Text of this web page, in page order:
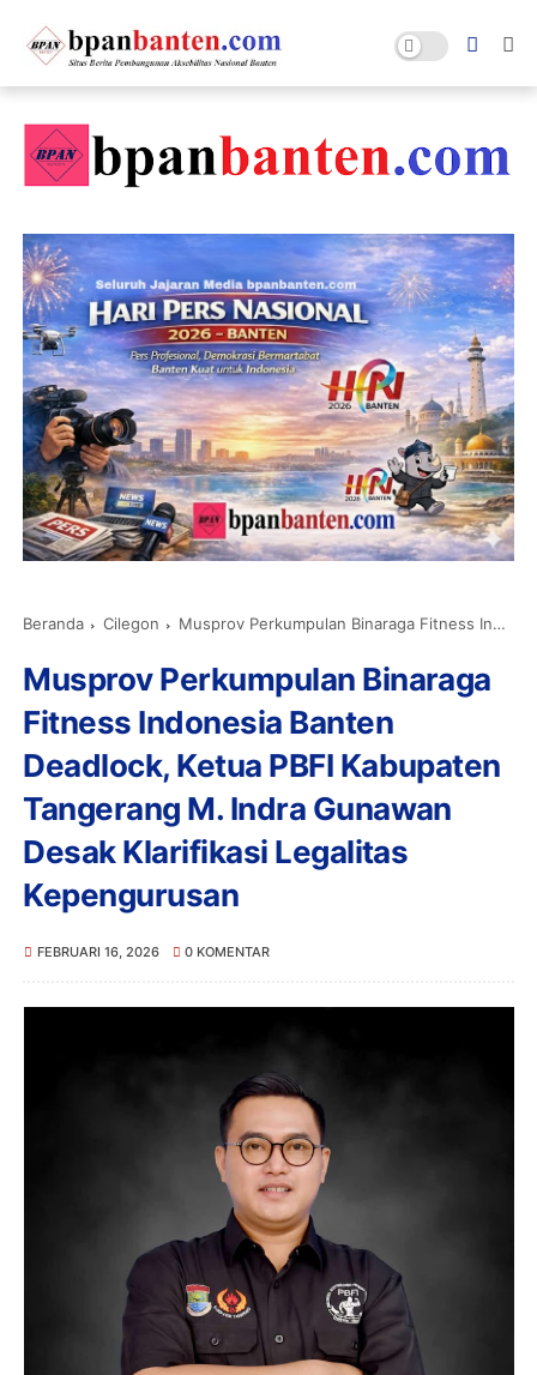
Beranda Cilegon Musprov Perkumpulan Binaraga Fitness Indonesia Banten Deadlock, Ketua PBFI Kabupaten Tangerang M. Indra Gunawan Desak Klarifikasi Legalitas Kepengurusan
Musprov Perkumpulan Binaraga
Fitness Indonesia Banten
Deadlock, Ketua PBFI Kabupaten
Tangerang M. Indra Gunawan
Desak Klarifikasi Legalitas
Kepengurusan
FEBRUARI 16, 2026 0 KOMENTAR